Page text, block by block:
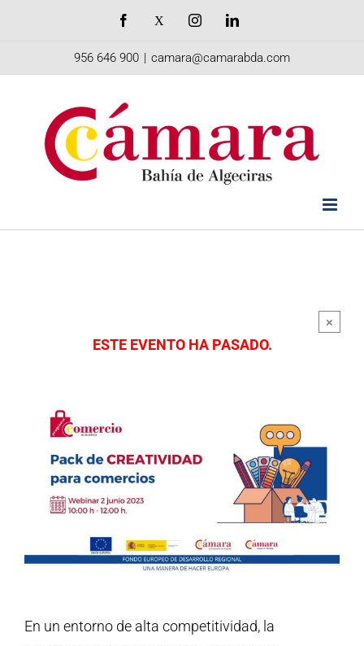
Facebook InstagramLinkedIn
956 646 900 | camara@camarabda.com
ESTE EVENTO HA PASADO.
×
En un entorno de alta competitividad, la